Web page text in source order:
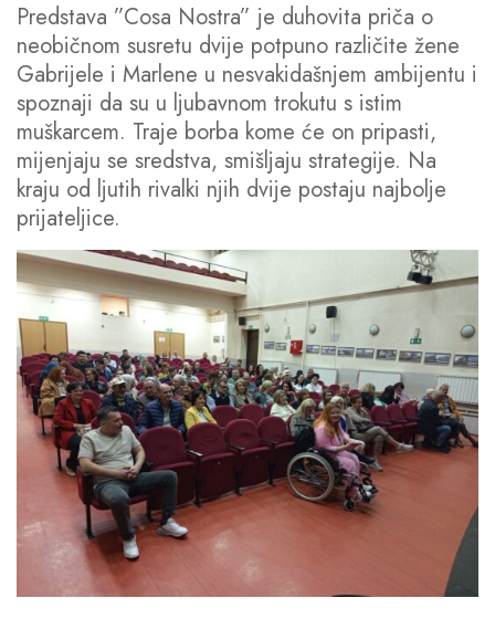
Predstava ”Cosa Nostra” je duhovita priča o
neobičnom susretu dvije potpuno različite žene
Gabrijele i Marlene u nesvakidašnjem ambijentu i
spoznaji da su u ljubavnom trokutu s istim
muškarcem. Traje borba kome će on pripasti,
mijenjaju se sredstva, smišljaju strategije. Na
kraju od ljutih rivalki njih dvije postaju najbolje
prijateljice.